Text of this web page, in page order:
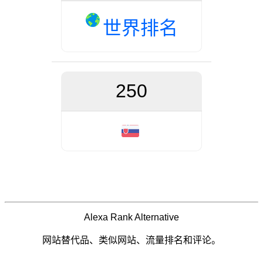
世界排名
250
Alexa Rank Alternative
网站替代品、类似网站、流量排名和评论。